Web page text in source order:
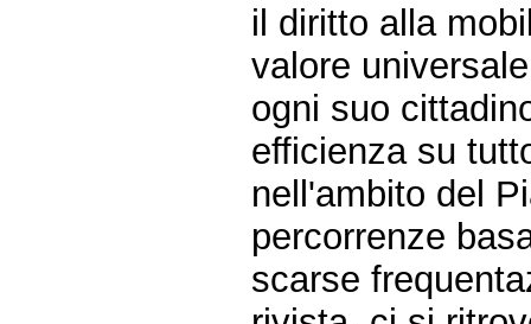
il diritto alla
valore
ogni suo
efficienza su
nell'ambito del
percorrenze
scarse